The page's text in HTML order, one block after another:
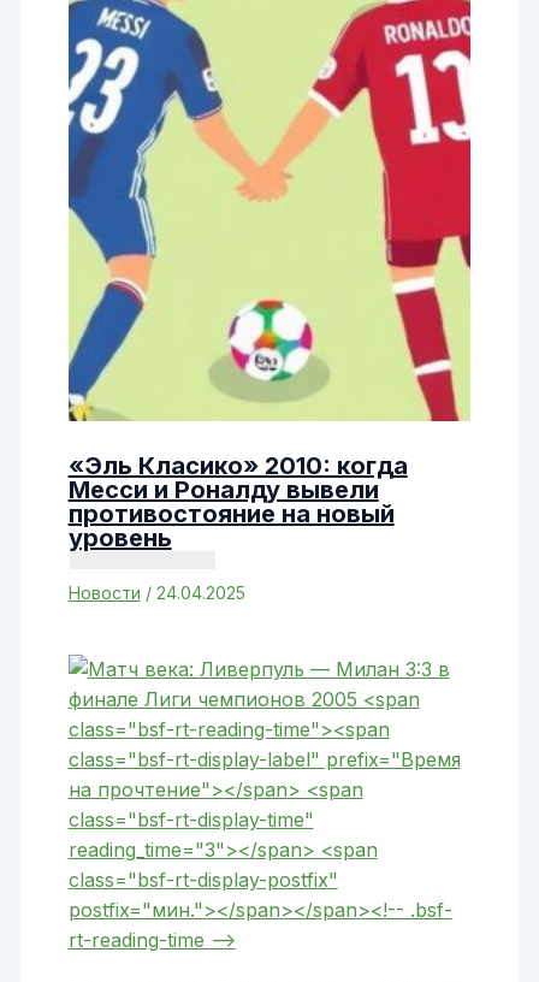
«Эль Класико» 2010: когда
Месси и Роналду вывели
противостояние на новый
уровень
Новости / 24.04.2025